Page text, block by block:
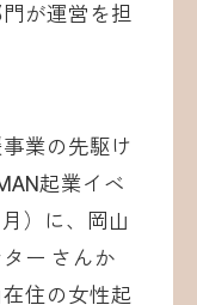
が運営を担
業の先駆け
起業イベ
）に、岡山
ー さんか
住の女性起